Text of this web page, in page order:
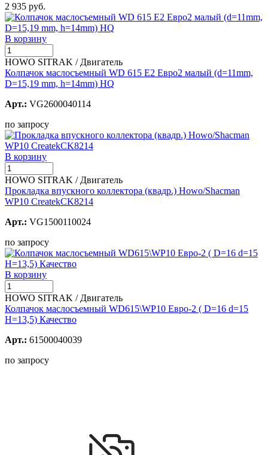
2 935 руб.
В корзину
HOWO SITRAK / Двигатель
Колпачок маслосъемный WD 615 Е2 Евро2 малый (d=11mm,
D=15,19 mm, h=14mm) HQ
Арт.: VG2600040114
по запросу
В корзину
HOWO SITRAK / Двигатель
Прокладка впускного коллектора (квадр.) Howo/Shacman
WP10 CreatekCK8214
Арт.: VG1500110024
по запросу
В корзину
HOWO SITRAK / Двигатель
Колпачок маслосъемный WD615\WP10 Евро-2 ( D=16 d=15
H=13,5) Качество
Арт.: 61500040039
по запросу